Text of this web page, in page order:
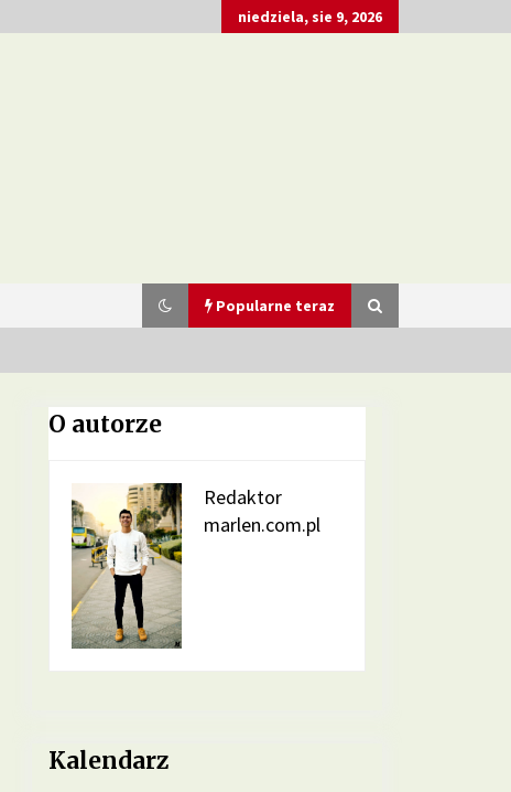
niedziela, sie 9, 2026
Popularne teraz
Dieta przy zespole policystycznych
3 miesiące ago
Jakie suplementy warto wprowadzić
do diety na poprawę jakości snu?
5 miesięcy ago
Jakie pokarmy mogą poprawić
tłuszczu?
by poprawić zdrowie skóry, włosów
O autorze
Redaktor
marlen.com.pl
Kalendarz